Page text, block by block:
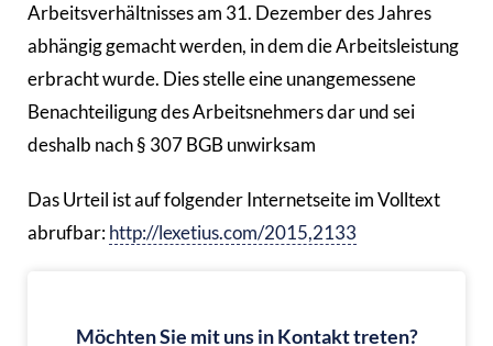
Arbeitsverhältnisses am 31. Dezember des Jahres
abhängig gemacht werden, in dem die Arbeitsleistung
erbracht wurde. Dies stelle eine unangemessene
Benachteiligung des Arbeitsnehmers dar und sei
deshalb nach § 307 BGB unwirksam
Das Urteil ist auf folgender Internetseite im Volltext
abrufbar:http://lexetius.com/2015,2133
Möchten Sie mit uns in Kontakt treten?